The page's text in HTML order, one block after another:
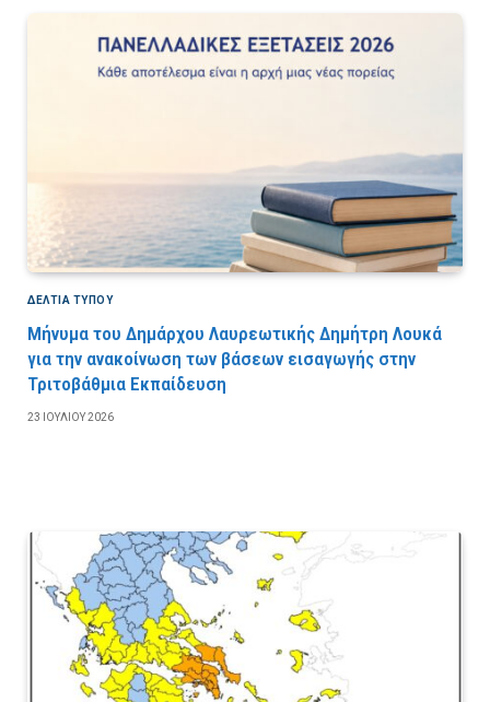
ΔΕΛΤΙΑ ΤΥΠΟΥ
Μήνυμα του Δημάρχου Λαυρεωτικής Δημήτρη Λουκά
για την ανακοίνωση των βάσεων εισαγωγής στην
Τριτοβάθμια Εκπαίδευση
23 ΙΟΥΛΊΟΥ 2026